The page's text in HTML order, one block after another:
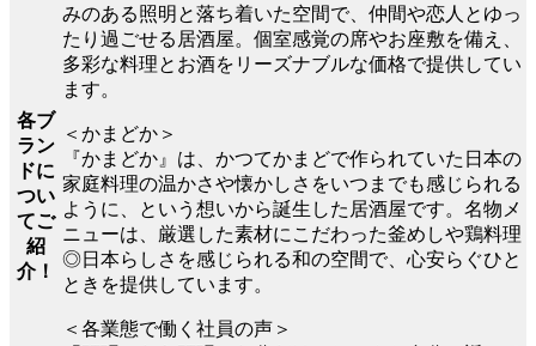
各ブ
ラン
ドに
つい
てご
紹
介！
みのある照明と落ち着いた空間で、仲間や恋人とゆっ
たり過ごせる居酒屋。個室感覚の席やお座敷を備え、
多彩な料理とお酒をリーズナブルな価格で提供してい
ます。
＜かまどか＞
『かまどか』は、かつてかまどで作られていた日本の
家庭料理の温かさや懐かしさをいつまでも感じられる
ように、という想いから誕生した居酒屋です。名物メ
ニューは、厳選した素材にこだわった釜めしや鶏料理
◎日本らしさを感じられる和の空間で、心安らぐひと
ときを提供しています。
＜各業態で働く社員の声＞